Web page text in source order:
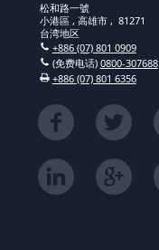
松和路一號
小港區 , 高雄市 , 81271
台湾地区
+886 (07) 801 0909
(免费电话) 0800-307688
+886 (07) 801 6356